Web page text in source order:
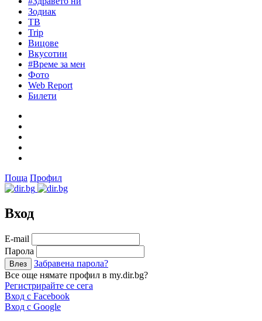
Зодиак
ТВ
Trip
Вицове
Вкусотии
#Време за мен
Фото
Web Report
Билети
Поща Профил
Вход
Е-mail
Парола
Забравена парола?
Все още нямате профил в my.dir.bg?
Регистрирайте се сега
Вход с Facebook
Вход с Google